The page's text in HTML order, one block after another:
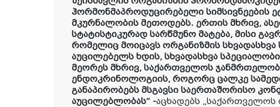
ჰორმონმაპროდუცირებელი სიმსივნეების
მკურნალობის მეთოდებს. ერთის მხრივ,
სტატისტიკურად სარწმუნო მატება, მისი
რომელიც მოიცავს ორგანიზმის სხვადასხვა
აუცილებელს ხდის, სხვადასხვა
მეორეს მხრივ, საქართველოს
ენდოკრინოლოგიის, როგორც ცალკე
განაპირობებს მსგავსი საერთაშორისო
აუცილებლობას“ -აცხადებს